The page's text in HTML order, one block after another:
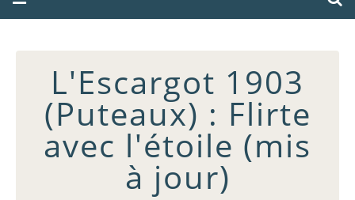
L'Escargot 1903
(Puteaux) : Flirte
avec l'étoile (mis
à jour)